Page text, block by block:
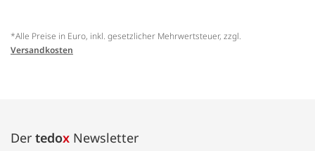
*Alle Preise in Euro, inkl. gesetzlicher Mehrwertsteuer, zzgl.
Versandkosten
Der tedox Newsletter